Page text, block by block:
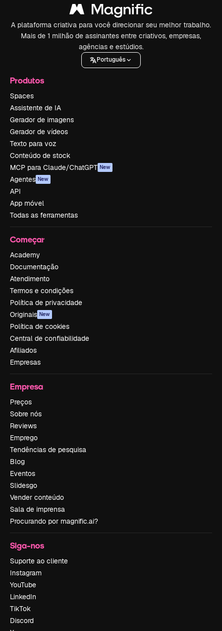
A plataforma criativa para você direcionar seu melhor trabalho.
Mais de 1 milhão de assinantes entre criativos, empresas,
agências e estúdios.
Português
Produtos
Spaces
Assistente de IA
Gerador de imagens
Gerador de vídeos
Texto para voz
Conteúdo de stock
MCP para Claude/ChatGPT New
Agentes New
API
App móvel
Todas as ferramentas
Começar
Academy
Documentação
Atendimento
Termos e condições
Política de privacidade
Originais New
Política de cookies
Central de confiabilidade
Afiliados
Empresas
Empresa
Preços
Sobre nós
Reviews
Emprego
Tendências de pesquisa
Blog
Eventos
Slidesgo
Vender conteúdo
Sala de imprensa
Procurando por magnific.ai?
Siga-nos
Suporte ao cliente
Instagram
YouTube
LinkedIn
TikTok
Discord